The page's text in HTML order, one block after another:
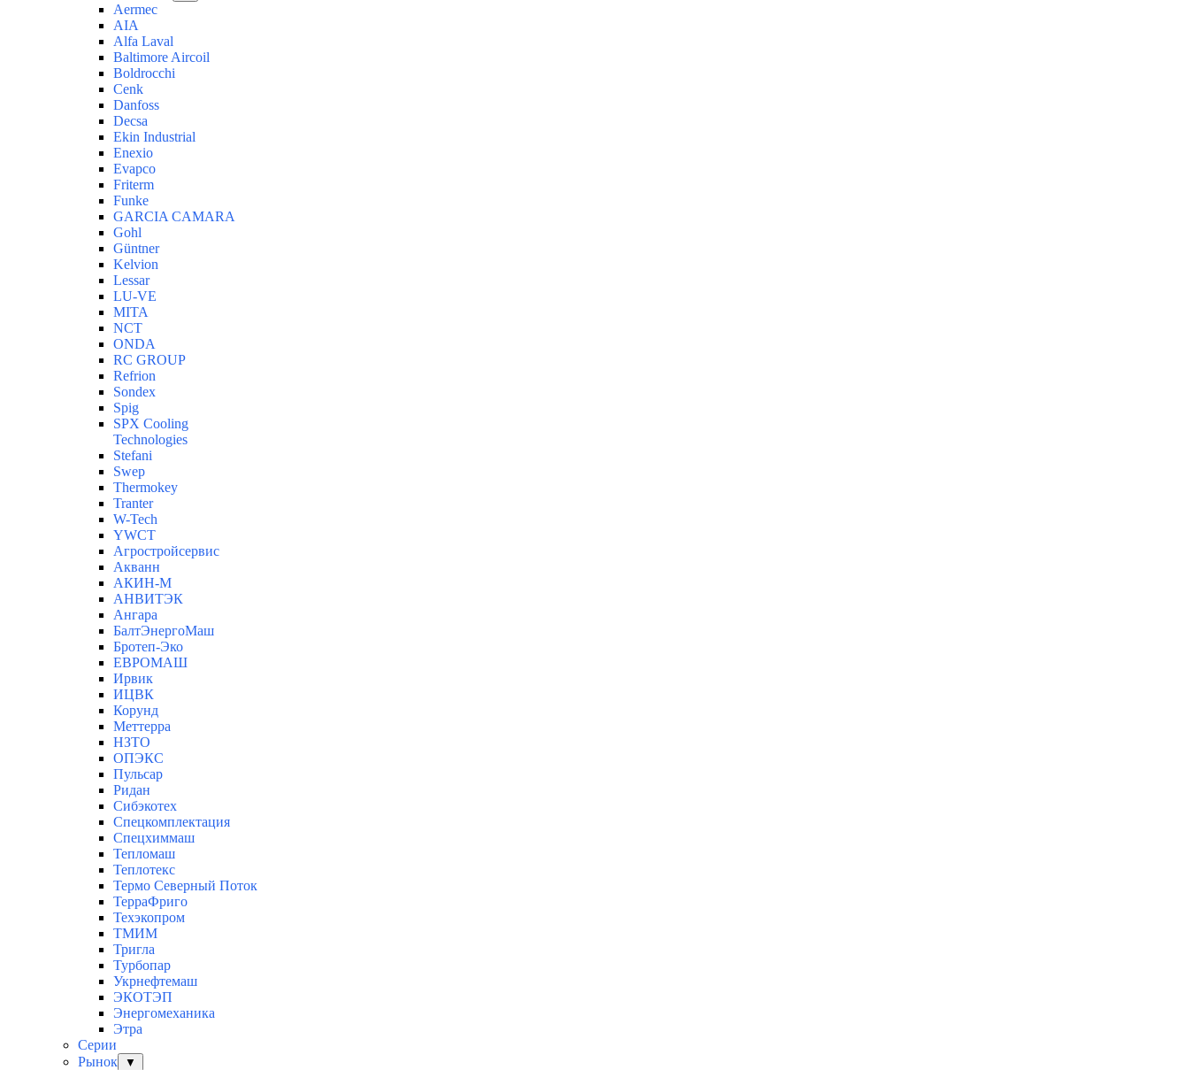
Aermec
AIA
Alfa Laval
Baltimore Aircoil
Boldrocchi
Cenk
Danfoss
Decsa
Ekin Industrial
Enexio
Evapco
Friterm
Funke
GARCIA CAMARA
Gohl
Güntner
Kelvion
Lessar
LU-VE
MITA
NCT
ONDA
RC GROUP
Refrion
Sondex
Spig
SPX Cooling
Technologies
Stefani
Swep
Thermokey
Tranter
W-Tech
YWCT
Агростройсервис
Акванн
АКИН-М
АНВИТЭК
Ангара
БалтЭнергоМаш
Бротеп-Эко
ЕВРОМАШ
Ирвик
ИЦВК
Корунд
Меттерра
НЗТО
ОПЭКС
Пульсар
Ридан
Сибэкотех
Спецкомплектация
Спецхиммаш
Тепломаш
Теплотекс
Термо Северный Поток
ТерраФриго
Техэкопром
ТМИМ
Тригла
Турбопар
Укрнефтемаш
ЭКОТЭП
Энергомеханика
Этра
Серии
Рынок
▼